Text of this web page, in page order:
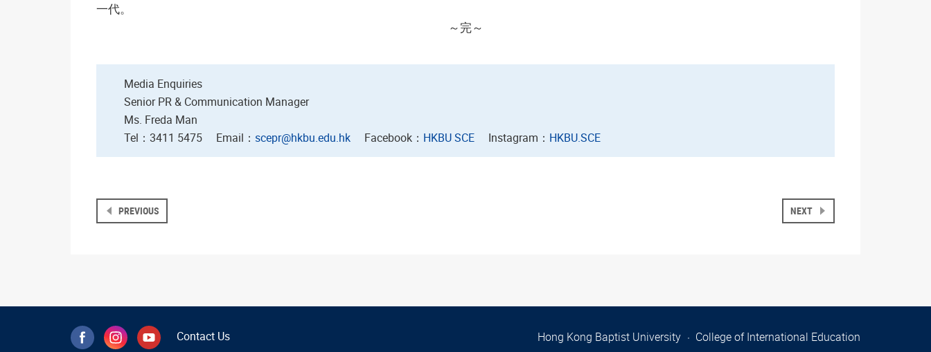
一代。
～完～
Media Enquiries
Senior PR & Communication Manager
Ms. Freda Man
Tel：3411 5475 Email： scepr@hkbu.edu.hk Facebook： HKBU SCE Instagram： HKBU.SCE
PREVIOUS NEXT
Contact Us Hong Kong Baptist University College of International Education